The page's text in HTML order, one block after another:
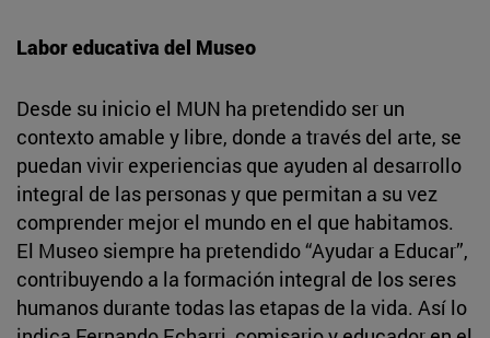
Labor educativa del Museo
Desde su inicio el MUN ha pretendido ser un
contexto amable y libre, donde a través del arte, se
puedan vivir experiencias que ayuden al desarrollo
integral de las personas y que permitan a su vez
comprender mejor el mundo en el que habitamos.
El Museo siempre ha pretendido “Ayudar a Educar”,
contribuyendo a la formación integral de los seres
humanos durante todas las etapas de la vida. Así lo